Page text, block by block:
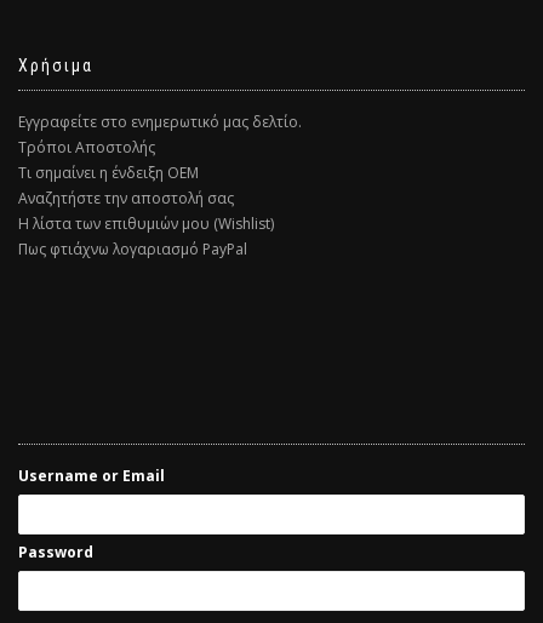
Χρήσιμα
Εγγραφείτε στο ενημερωτικό μας δελτίο.
Τρόποι Αποστολής
Τι σημαίνει η ένδειξη ΟΕΜ
Αναζητήστε την αποστολή σας
Η λίστα των επιθυμιών μου (Wishlist)
Πως φτιάχνω λογαριασμό PayPal
Username or Email
Password